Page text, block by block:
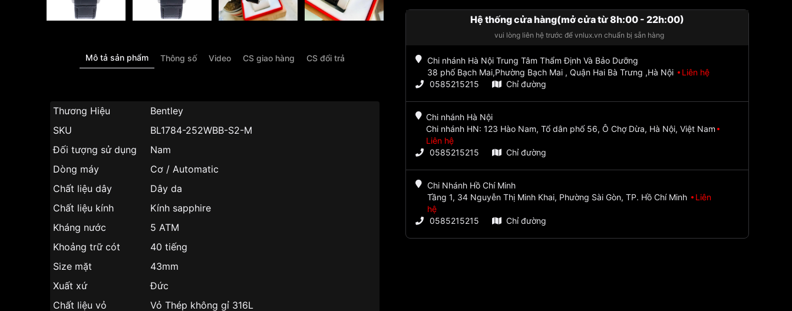
Mô tả sản phẩm Thông số Video CS giao hàng CS đổi trả
Thương Hiệu
Bentley
SKU
BL1784-252WBB-S2-M
Đối tượng sử dụng
Nam
Dòng máy
Cơ / Automatic
Chất liệu dây
Dây da
Chất liệu kính
Kính sapphire
Kháng nước
5 ATM
Khoảng trữ cót
40 tiếng
Size mặt
43mm
Xuất xứ
Đức
Chất liệu vỏ
Vỏ Thép không gỉ 316L
Hệ thống cửa hàng(mở cửa từ 8h:00 - 22h:00)
vui lòng liên hệ trước để vnlux.vn chuẩn bị sẵn hàng
Chi nhánh Hà Nội Trung Tâm Thẩm Định Và Bảo Dưỡng
38 phố Bạch Mai,Phường Bạch Mai , Quận Hai Bà Trưng ,Hà Nội
Liên hệ
0585215215
Chỉ đường
Chi nhánh Hà Nội
Chi nhánh HN: 123 Hào Nam, Tổ dân phố 56, Ô Chợ Dừa, Hà Nội, Việt Nam
Liên hệ
0585215215
Chỉ đường
Chi Nhánh Hồ Chí Minh
Tầng 1, 34 Nguyễn Thị Minh Khai, Phường Sài Gòn, TP. Hồ Chí Minh
Liên
hệ
0585215215
Chỉ đường